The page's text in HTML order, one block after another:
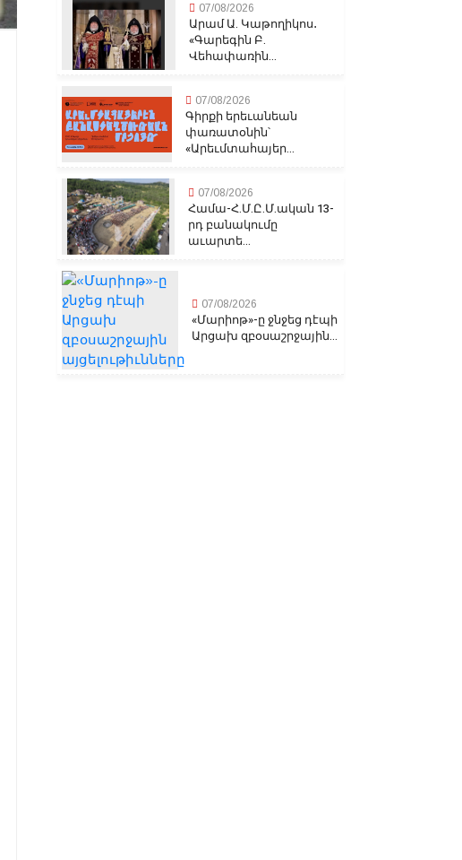
07/08/2026
Արամ Ա. Կաթողիկոս․
«Գարեգին Բ.
Վեհափառին...
07/08/2026
Գիրքի երեւանեան
փառատօնին՝
«Արեւմտահայեր...
07/08/2026
Համա-Հ.Մ.Ը.Մ.ական 13-
րդ բանակումը
աւարտե...
07/08/2026
«Մարիոթ»-ը ջնջեց դէպի
Արցախ զբօսաշրջային...